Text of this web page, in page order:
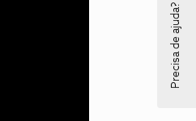
Precisa de ajuda?